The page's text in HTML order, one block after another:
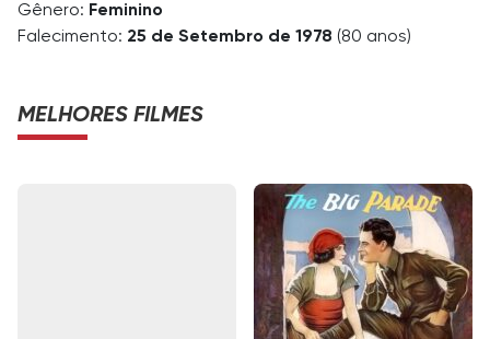
Gênero: Feminino
Falecimento: 25 de Setembro de 1978 (80 anos)
MELHORES FILMES